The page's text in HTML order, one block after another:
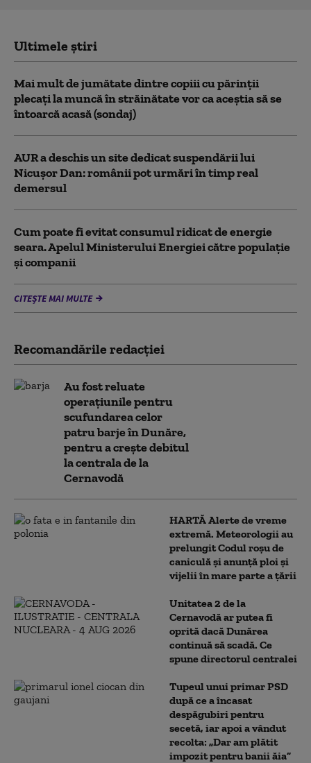
Ultimele știri
Mai mult de jumătate dintre copiii cu părinții
plecați la muncă în străinătate vor ca aceștia să se
întoarcă acasă (sondaj)
AUR a deschis un site dedicat suspendării lui
Nicușor Dan: românii pot urmări în timp real
demersul
Cum poate fi evitat consumul ridicat de energie
seara. Apelul Ministerului Energiei către populație
și companii
CITEȘTE MAI MULTE
Recomandările redacţiei
Au fost reluate
operațiunile pentru
scufundarea celor
patru barje în Dunăre,
pentru a crește debitul
la centrala de la
Cernavodă
HARTĂ Alerte de vreme
extremă. Meteorologii au
prelungit Codul roșu de
caniculă și anunță ploi și
vijelii în mare parte a țării
Unitatea 2 de la
Cernavodă ar putea fi
oprită dacă Dunărea
continuă să scadă. Ce
spune directorul centralei
Tupeul unui primar PSD
după ce a încasat
despăgubiri pentru
secetă, iar apoi a vândut
recolta: „Dar am plătit
impozit pentru banii ăia”